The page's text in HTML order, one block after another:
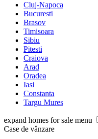
Cluj-Napoca
Bucuresti
Brasov
Timisoara
Sibiu
Pitesti
Craiova
Arad
Oradea
Iasi
Constanta
Targu Mures
expand homes for sale menu
Case de vânzare